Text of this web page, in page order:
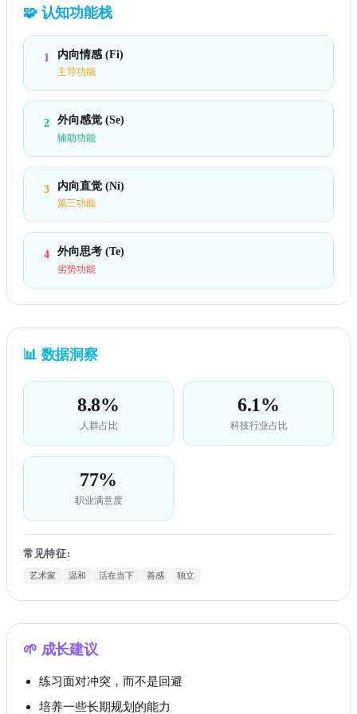
🧩 认知功能栈
1 内向情感 (Fi)
主导功能
2 外向感觉 (Se)
辅助功能
3 内向直觉 (Ni)
第三功能
4 外向思考 (Te)
劣势功能
📊 数据洞察
8.8%
人群占比
6.1%
科技行业占比
77%
职业满意度
常见特征:
艺术家 温和 活在当下 善感 独立
🌱 成长建议
练习面对冲突，而不是回避
培养一些长期规划的能力